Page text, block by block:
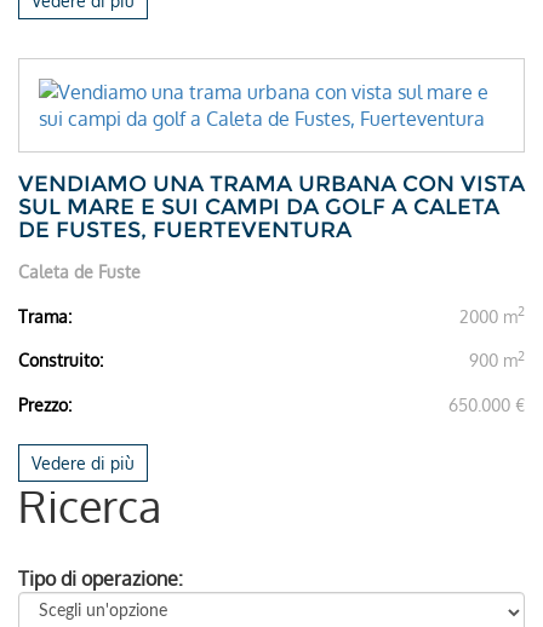
VENDIAMO UNA TRAMA URBANA CON VISTA
SUL MARE E SUI CAMPI DA GOLF A CALETA
DE FUSTES, FUERTEVENTURA
Caleta de Fuste
Trama: 2000 m2
Construito: 900 m2
Prezzo: 650.000 €
Vedere di più
Ricerca
Tipo di operazione: